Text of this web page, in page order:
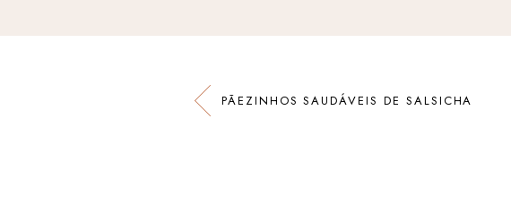
PÃEZINHOS SAUDÁVEIS DE SALSICHA